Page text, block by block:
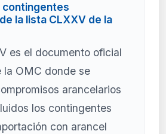
contingentes
la lista CLXXV de la
es el documento oficial
la OMC donde se
arancelarios
los contingentes
con arancel